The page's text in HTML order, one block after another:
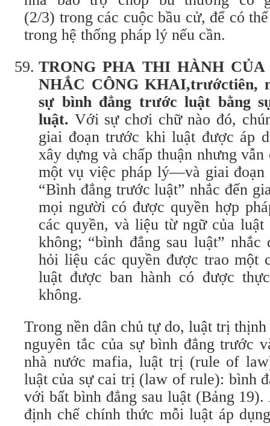
(2/3) trong các cuộc bầu cử, để có
trong hệ thống pháp lý nếu cần.
TRONG PHA THI HÀNH
NHẮC CÔNG KHAI,trướctiên,
sự bình đẳng trước luật bằng
luật. Với sự chơi chữ nào đó,
giai đoạn trước khi luật được áp
xây dựng và chấp thuận nhưng
một vụ việc pháp lý—và giai đoạn
“Bình đẳng trước luật” nhắc đến
mọi người có được quyền hợp
các quyền, và liệu từ ngữ của
không; “bình đẳng sau luật” nhắc
hỏi liệu các quyền được trao một
luật được ban hành có được
không.
Trong nền dân chủ tự do, luật trị
nguyên tắc của sự bình đẳng trước
nhà nước mafia, luật trị (rule of
luật của sự cai trị (law of rule): bình
với bất bình đẳng sau luật (Bảng 19).
định chế chính thức mỗi luật áp